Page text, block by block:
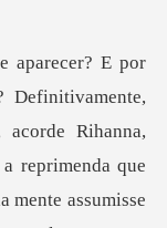
Rihanna,
reprimenda que